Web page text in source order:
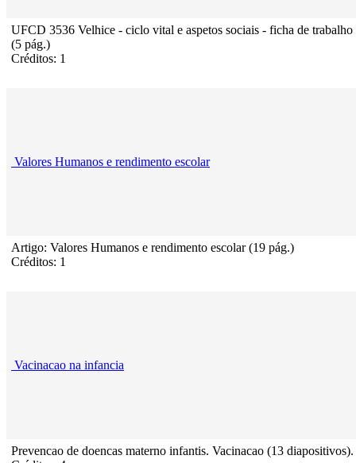
UFCD 3536 Velhice - ciclo vital e aspetos sociais - ficha de trabalho
(5 pág.)
Créditos: 1
Valores Humanos e rendimento escolar
Artigo: Valores Humanos e rendimento escolar (19 pág.)
Créditos: 1
Vacinacao na infancia
Prevencao de doencas materno infantis. Vacinacao (13 diapositivos).